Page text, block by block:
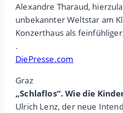
Alexandre Tharaud,
unbekannter Weltstar am
Konzerthaus als
.
DiePresse.com
Graz
„Schlaflos“. Wie die
Ulrich Lenz, der neue